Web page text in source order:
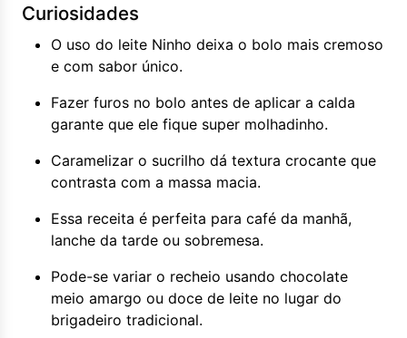
Curiosidades
O uso do leite Ninho deixa o bolo mais cremoso
e com sabor único.
Fazer furos no bolo antes de aplicar a calda
garante que ele fique super molhadinho.
Caramelizar o sucrilho dá textura crocante que
contrasta com a massa macia.
Essa receita é perfeita para café da manhã,
lanche da tarde ou sobremesa.
Pode-se variar o recheio usando chocolate
meio amargo ou doce de leite no lugar do
brigadeiro tradicional.